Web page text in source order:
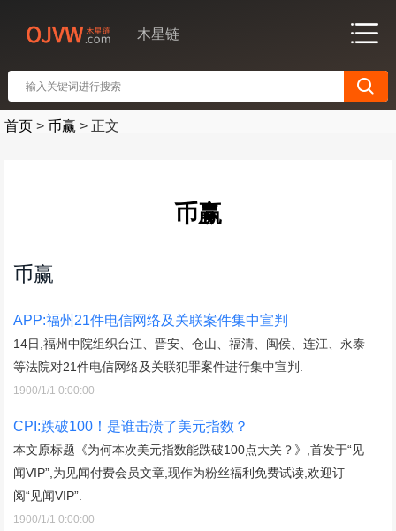
木星链
首页 > 币赢 > 正文
币赢
币赢
APP:福州21件电信网络及关联案件集中宣判
14日,福州中院组织台江、晋安、仓山、福清、闽侯、连江、永泰
等法院对21件电信网络及关联犯罪案件进行集中宣判.
1900/1/1 0:00:00
CPI:跌破100！是谁击溃了美元指数？
本文原标题《为何本次美元指数能跌破100点大关？》,首发于“见
闻VIP”,为见闻付费会员文章,现作为粉丝福利免费试读,欢迎订
阅“见闻VIP”.
1900/1/1 0:00:00